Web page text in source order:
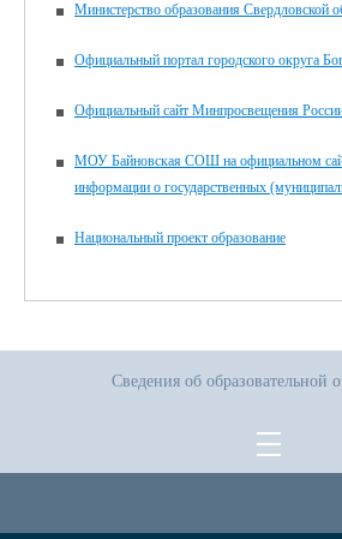
Министерство образования Свердловской
Официальный портал городского округа
Официальный сайт Минпросвещения
МОУ Байновская СОШ на официальном
информации о государственных
Национальный проект образование
Сведения об образовательной